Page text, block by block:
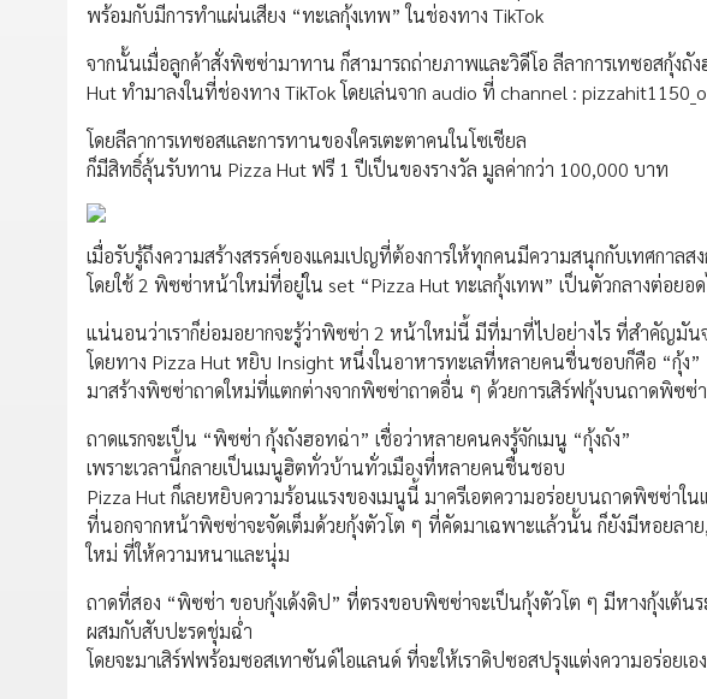
พร้อมกับมีการทำแผ่นเสียง “ทะเลกุ้งเทพ” ในช่องทาง TikTok
จากนั้นเมื่อลูกค้าสั่งพิซซ่ามาทาน ก็สามารถถ่ายภาพและวิดีโอ ลีลาการเทซอสกุ้ง
Hut ทำมาลงในที่ช่องทาง TikTok โดยเล่นจาก audio ที่ channel :
โดยลีลาการเทซอสและการทานของใครเตะตาคนในโซเชียล
ก็มีสิทธิ์ลุ้นรับทาน Pizza Hut ฟรี 1 ปีเป็นของรางวัล มูลค่ากว่า 100,000 บาท
เมื่อรับรู้ถึงความสร้างสรรค์ของแคมเปญที่ต้องการให้ทุกคนมีความสนุกกับเทศกาลส
โดยใช้ 2 พิซซ่าหน้าใหม่ที่อยู่ใน set “Pizza Hut ทะเลกุ้งเทพ” เป็นตัวกลางต่อยอ
แน่นอนว่าเราก็ย่อมอยากจะรู้ว่าพิซซ่า 2 หน้าใหม่นี้ มีที่มาที่ไปอย่างไร ที่สำคัญมัน
โดยทาง Pizza Hut หยิบ Insight หนึ่งในอาหารทะเลที่หลายคนชื่นชอบก็คือ “กุ้ง”
มาสร้างพิซซ่าถาดใหม่ที่แตกต่างจากพิซซ่าถาดอื่น ๆ ด้วยการเสิร์ฟกุ้งบนถาดพิซซ่
ถาดแรกจะเป็น “พิซซ่า กุ้งถังฮอทฉ่า” เชื่อว่าหลายคนคงรู้จักเมนู “กุ้งถัง”
เพราะเวลานี้กลายเป็นเมนูฮิตทั่วบ้านทั่วเมืองที่หลายคนชื่นชอบ
Pizza Hut ก็เลยหยิบความร้อนแรงของเมนูนี้ มาครีเอตความอร่อยบนถาดพิซซ่าใ
ที่นอกจากหน้าพิซซ่าจะจัดเต็มด้วยกุ้งตัวโต ๆ ที่คัดมาเฉพาะแล้วนั้น ก็ยังมีหอยล
ใหม่ ที่ให้ความหนาและนุ่ม
ถาดที่สอง “พิซซ่า ขอบกุ้งเด้งดิป” ที่ตรงขอบพิซซ่าจะเป็นกุ้งตัวโต ๆ มีหางกุ้งเต้
ผสมกับสับปะรดชุ่มฉ่ำ
โดยจะมาเสิร์ฟพร้อมซอสเทาซันด์ไอแลนด์ ที่จะให้เราดิปซอสปรุงแต่งความอร่อยเอง